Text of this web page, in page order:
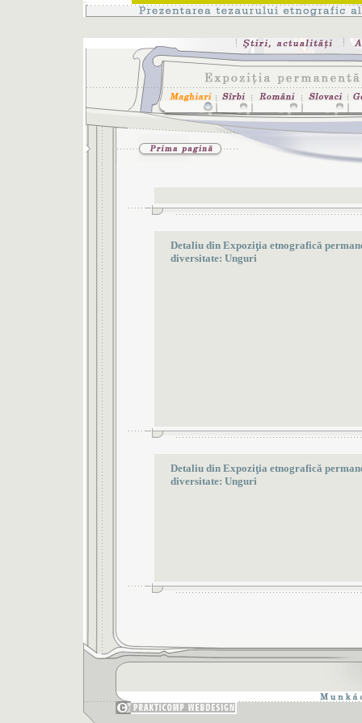
Detaliu din Expoziţia etnografică
diversitate: Unguri
Detaliu din Expoziţia etnografică
diversitate: Unguri